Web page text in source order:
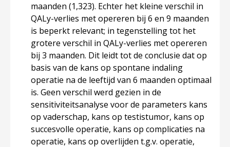
maanden (1,323). Echter het kleine verschil in
QALy-verlies met opereren bij 6 en 9 maanden
is beperkt relevant; in tegenstelling tot het
grotere verschil in QALy-verlies met opereren
bij 3 maanden. Dit leidt tot de conclusie dat op
basis van de kans op spontane indaling
operatie na de leeftijd van 6 maanden optimaal
is. Geen verschil werd gezien in de
sensitiviteitsanalyse voor de parameters kans
op vaderschap, kans op testistumor, kans op
succesvolle operatie, kans op complicaties na
operatie, kans op overlijden t.g.v. operatie,